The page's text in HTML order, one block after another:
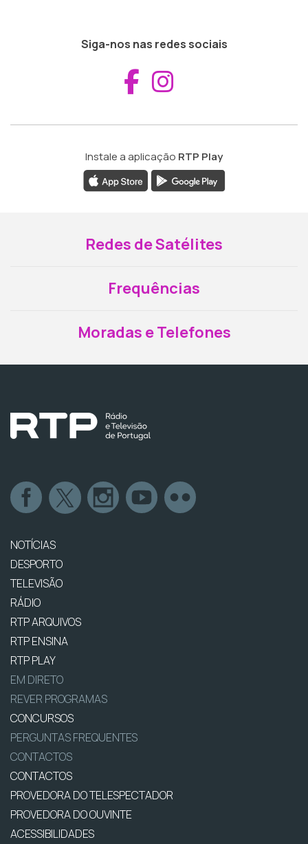
Siga-nos nas redes sociais
Aceder ao
Instale a aplicação RTP Play
Redes de Satélites
Frequências
Moradas e Telefones
NOTÍCIAS
DESPORTO
TELEVISÃO
RÁDIO
RTP ARQUIVOS
RTP ENSINA
RTP PLAY
EM DIRETO
REVER PROGRAMAS
CONCURSOS
PERGUNTAS FREQUENTES
CONTACTOS
CONTACTOS
PROVEDORA DO TELESPECTADOR
PROVEDORA DO OUVINTE
ACESSIBILIDADES